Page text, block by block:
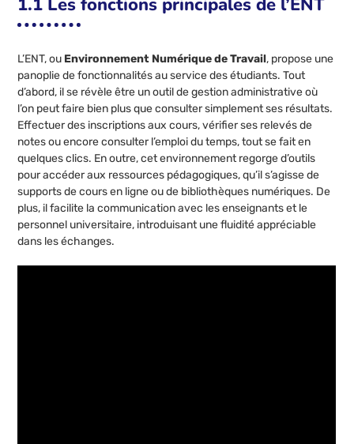
L’ENT, ou Environnement Numérique de Travail, propose une
panoplie de fonctionnalités au service des étudiants. Tout
d’abord, il se révèle être un outil de gestion administrative où
l’on peut faire bien plus que consulter simplement ses résultats.
Effectuer des inscriptions aux cours, vérifier ses relevés de
notes ou encore consulter l’emploi du temps, tout se fait en
quelques clics. En outre, cet environnement regorge d’outils
pour accéder aux ressources pédagogiques, qu’il s’agisse de
supports de cours en ligne ou de bibliothèques numériques. De
plus, il facilite la communication avec les enseignants et le
personnel universitaire, introduisant une fluidité appréciable
dans les échanges.